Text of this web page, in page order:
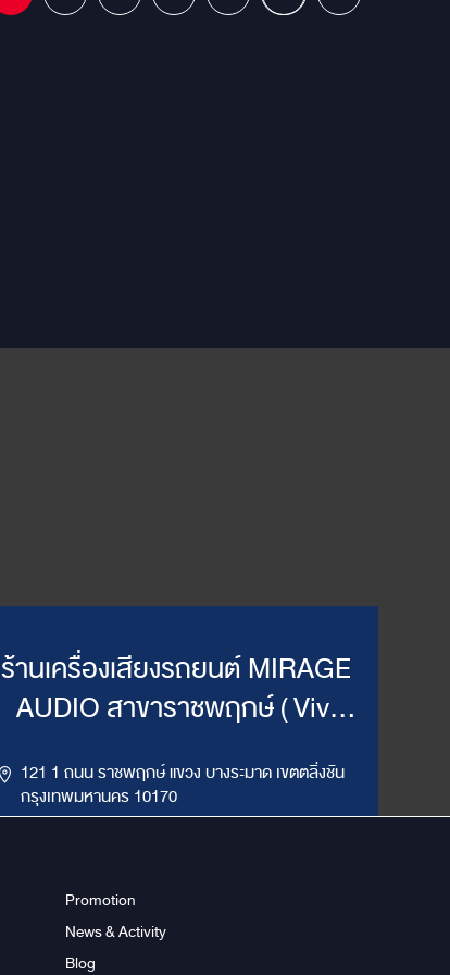
ร้านเครื่องเสียงรถยนต์ MIRAGE
AUDIO สาขาราชพฤกษ์ ( Vivi
121 1 ถนน ราชพฤกษ์ แขวง บางระมาด เขตตลิ่งชัน
กรุงเทพมหานคร 10170
ข้อมูลสาขา
Promotion
News & Activity
Blog